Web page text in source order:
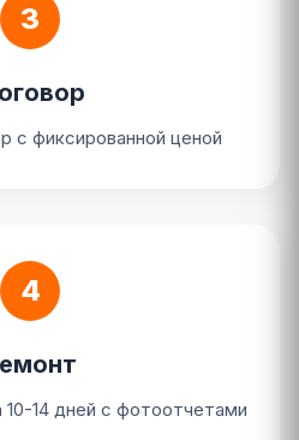
3
с фиксированной ценой
4
14 дней с фотоотчетами